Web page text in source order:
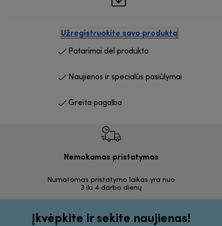
Užregistruokite savo produktą
Patarimai dėl produkto
Naujienos ir specialūs pasiūlymai
Greita pagalba
Nemokamas pristatymas
Numatomas pristatymo laikas yra nuo
3 iki 4 darbo dienų
Įkvėpkite ir sekite naujienas!